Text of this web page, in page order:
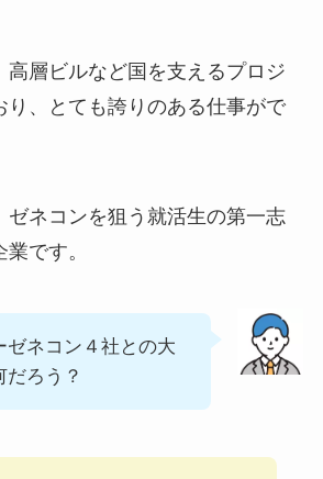
高層ビルなど国を支えるプロジ
り、とても誇りのある仕事がで
ゼネコンを狙う就活生の第一志
です。
ゼネコン４社との大
だろう？